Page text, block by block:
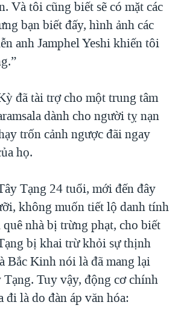
Và tôi cũng biết sẽ có mặt các
bạn biết đấy, hình ảnh các
anh Jamphel Yeshi khiến tôi
đã tài trợ cho một trung tâm
dành cho người tỵ nạn
trốn cảnh ngược đãi ngay
họ.
Tạng 24 tuổi, mới đến đây
không muốn tiết lộ danh tính
nhà bị trừng phạt, cho biết
bị khai trừ khỏi sự thịnh
Bắc Kinh nói là đã mang lại
Tuy vậy, động cơ chính
đi là do đàn áp văn hóa: